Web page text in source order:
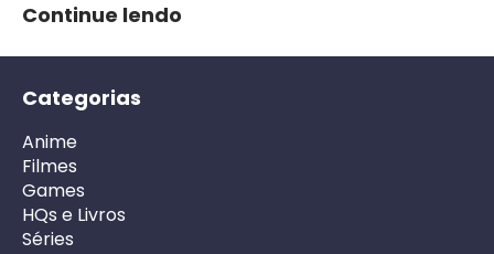
Continue lendo
Categorias
Anime
Filmes
Games
HQs e Livros
Séries